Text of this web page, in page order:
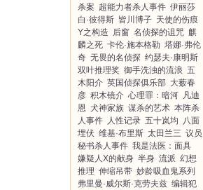
杀案 超能力者杀人事件 伊丽莎
白·彼得斯 皆川博子 天使的伤痕
Y之构造 后窗 名侦探的诅咒 麒
麟之死 卡伦·施本格勒 塔娜·弗伦
奇 无畏的名侦探 约瑟夫·康明斯
双叶推理奖 御手洗浊的流浪 五
木阳介 英国侦探俱乐部 大薮春
彦 积木镜介 心理罪：暗河 凡迪
恩 犬神家族 谋杀的艺术 本阵杀
人事件 人性记录 五十岚均 八面
埋伏 维基·布里斯 太田兰三 议员
秘书杀人事件 我是法医：面具
嫌疑人X的献身 半身 流派 幻想
推理 伸缩吊带 妙龄吸血鬼系列
弗里曼·威尔斯·克劳夫兹 编辑犯